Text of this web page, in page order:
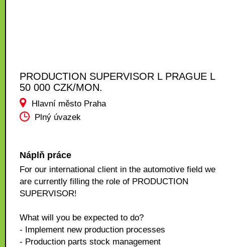
PRODUCTION SUPERVISOR L PRAGUE L
50 000 CZK/MON.
Hlavní město Praha
Plný úvazek
Náplň práce
For our international client in the automotive field we
are currently filling the role of PRODUCTION
SUPERVISOR!
What will you be expected to do?
- Implement new production processes
- Production parts stock management